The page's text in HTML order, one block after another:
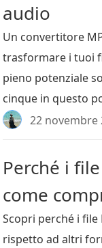
audio
Un convertitore
trasformare i tuoi
pieno potenziale
cinque in questo
22 novembre
Perché i
come
Scopri perché i file
rispetto ad altri